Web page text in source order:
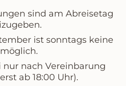
sind am Abreisetag
ist sonntags keine
nur nach Vereinbarung
ab 18:00 Uhr).